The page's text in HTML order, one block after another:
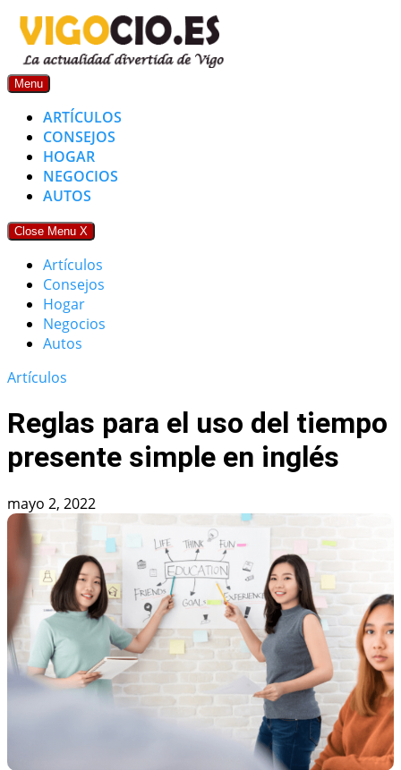
Skip
content
Menu
ARTÍCULOS
CONSEJOS
HOGAR
NEGOCIOS
AUTOS
Close Menu X
Artículos
Consejos
Hogar
Negocios
Autos
Artículos
Reglas para el uso del tiempo
presente simple en inglés
mayo 2, 2022